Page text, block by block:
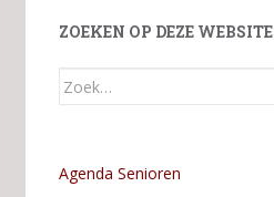
ZOEKEN OP DEZE WEBSITE
Zoek
Agenda Senioren